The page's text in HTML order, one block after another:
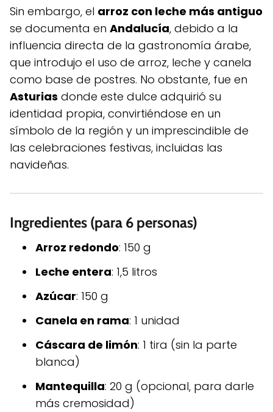
Sin embargo, el arroz con leche más antiguo
se documenta en Andalucía, debido a la
influencia directa de la gastronomía árabe,
que introdujo el uso de arroz, leche y canela
como base de postres. No obstante, fue en
Asturias donde este dulce adquirió su
identidad propia, convirtiéndose en un
símbolo de la región y un imprescindible de
las celebraciones festivas, incluidas las
navideñas.
Ingredientes (para 6 personas)
Arroz redondo: 150 g
Leche entera: 1,5 litros
Azúcar: 150 g
Canela en rama: 1 unidad
Cáscara de limón: 1 tira (sin la parte
blanca)
Mantequilla: 20 g (opcional, para darle
más cremosidad)